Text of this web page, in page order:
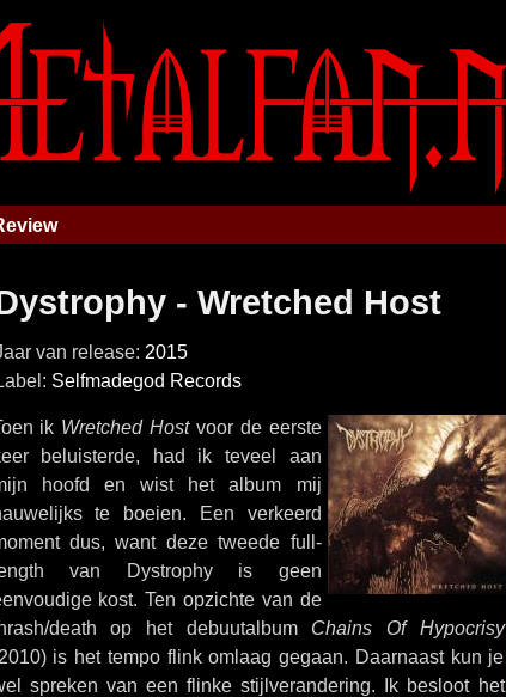
- Wretched Host
van release: 2015
Selfmadegod Records
ik Wretched Hostvoor de eerste
beluisterde, had ik teveel aan
hoofd en wist het album mij
te boeien. Een verkeerd
dus, want deze tweede full-
van Dystrophy is geen
kost. Ten opzichte van de
death op het debuutalbum Chains Of Hypocrisy
is het tempo flink omlaag gegaan. Daarnaast kun je
spreken van een flinke stijlverandering. Ik besloot het